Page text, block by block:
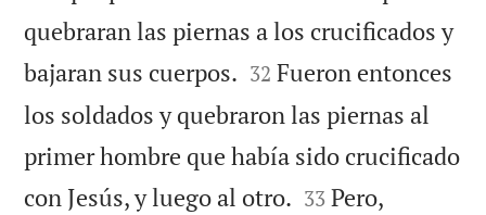
quebraran las piernas a los crucificados y
bajaran sus cuerpos. 

32 Fueron entonces
los soldados y quebraron las piernas al
primer hombre que había sido crucificado
con Jesús, y luego al otro. 

33 Pero,